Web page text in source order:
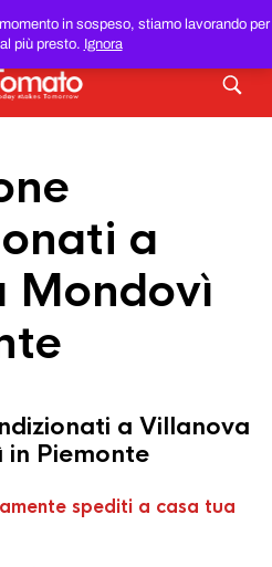
in sospeso, stiamo lavorando per
più presto. Ignora
RICONDIZIONATIAL MIGLIOR
DEL WEB!
a
Mondovì
a Villanova
in Piemonte
spediti a casa tua